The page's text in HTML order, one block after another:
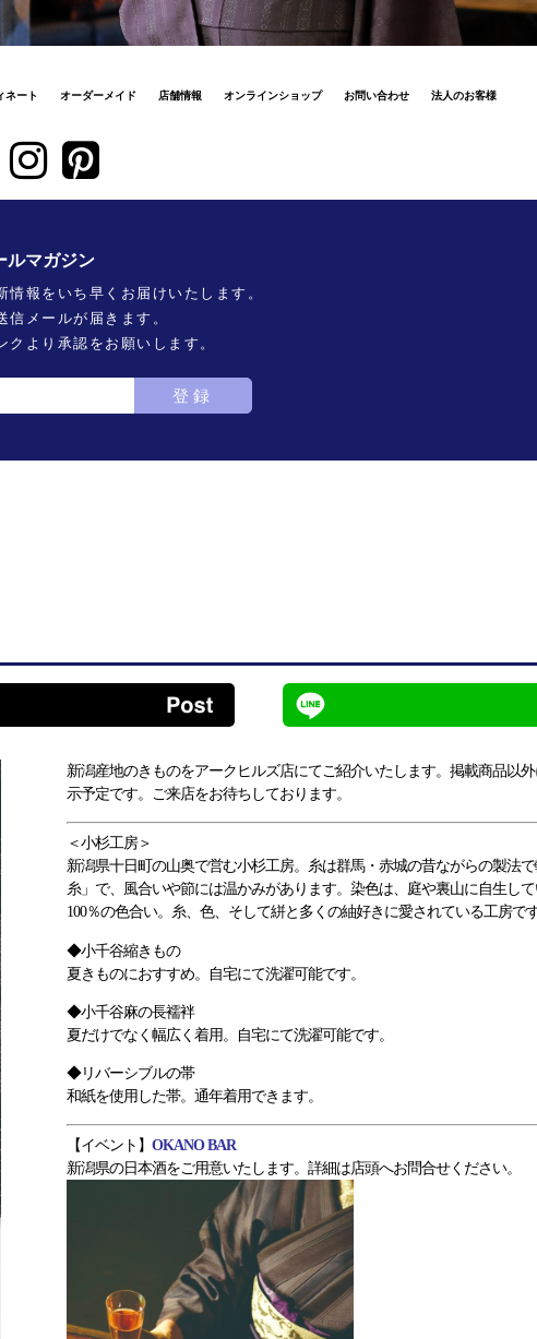
ネート オーダーメイド 店舗情報 オンラインショップ お問い合わせ 法人のお客様
ルマガジン
報をいち早くお届けいたします。
信メールが届きます。
クより承認をお願いします。
登録
新潟産地のきものをアークヒルズ店にてご紹介いたします。掲載商品以
示予定です。ご来店をお待ちしております。
＜小杉工房＞
新潟県十日町の山奥で営む小杉工房。糸は群馬・赤城の昔ながらの製法
糸」で、風合いや節には温かみがあります。染色は、庭や裏山に自生し
100％の色合い。糸、色、そして絣と多くの紬好きに愛されている工房です
◆小千谷縮きもの
夏きものにおすすめ。自宅にて洗濯可能です。
◆小千谷麻の長襦袢
夏だけでなく幅広く着用。自宅にて洗濯可能です。
◆リバーシブルの帯
和紙を使用した帯。通年着用できます。
【イベント】 OKANO BAR
新潟県の日本酒をご用意いたします。詳細は店頭へお問合せください。